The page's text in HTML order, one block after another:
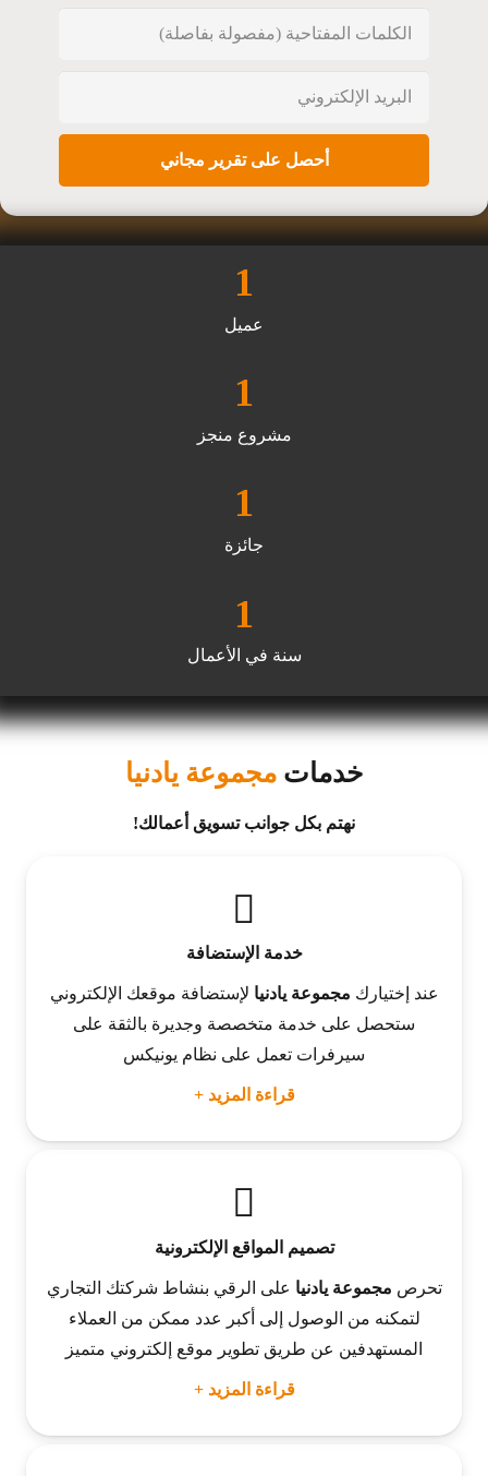
1
عميل
1
مشروع منجز
1
جائزة
1
سنة في الأعمال
خدمات مجموعة يادنيا
نهتم بكل جوانب تسويق أعمالك!
خدمة الإستضافة
عند إختيارك مجموعة يادنيا لإستضافة موقعك الإلكتروني
ستحصل على خدمة متخصصة وجديرة بالثقة على
سيرفرات تعمل على نظام يونيكس
قراءة المزيد +
تصميم المواقع الإلكترونية
تحرص مجموعة يادنيا على الرقي بنشاط شركتك التجاري
لتمكنه من الوصول إلى أكبر عدد ممكن من العملاء
المستهدفين عن طريق تطوير موقع إلكتروني متميز
قراءة المزيد +